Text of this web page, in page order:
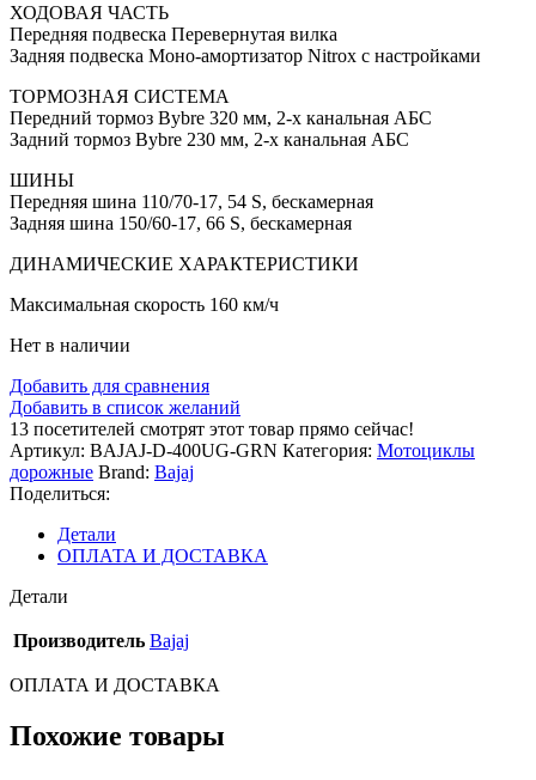
ХОДОВАЯ ЧАСТЬ
Передняя подвеска Перевернутая вилка
Задняя подвеска Моно-амортизатор Nitrox с настройками
ТОРМОЗНАЯ СИСТЕМА
Передний тормоз Bybre 320 мм, 2-х канальная АБС
Задний тормоз Bybre 230 мм, 2-х канальная АБС
ШИНЫ
Передняя шина 110/70-17, 54 S, бескамерная
Задняя шина 150/60-17, 66 S, бескамерная
ДИНАМИЧЕСКИЕ ХАРАКТЕРИСТИКИ
Максимальная скорость 160 км/ч
Нет в наличии
Добавить для сравнения
Добавить в список желаний
13 посетителей смотрят этот товар прямо сейчас!
Артикул: BAJAJ-D-400UG-GRN Категория: Мотоциклы
дорожные Brand: Bajaj
Поделиться:
Детали
ОПЛАТА И ДОСТАВКА
Детали
Производитель Bajaj
ОПЛАТА И ДОСТАВКА
Похожие товары